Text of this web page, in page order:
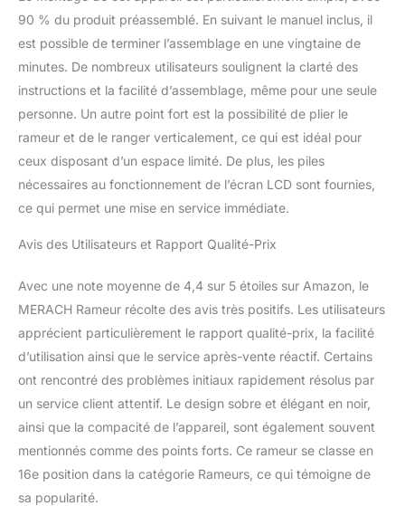
progrès, analyser vos
plans d'entraînement
personnalisés. MERACH – La
confiance de plus de 10
millions de familles dans le
monde : Bénéficiez de
l'expérience de la marque
leader du fitness à domicile.
L'application MERACH
comprend plus de 1 000
entraînements motivants et
90 % du produit préassemblé. En suivant le manuel inclus, il
est possible de terminer l’assemblage en une vingtaine de
minutes. De nombreux utilisateurs soulignent la clarté des
instructions et la facilité d’assemblage, même pour une seule
personne. Un autre point fort est la possibilité de plier le
rameur et de le ranger verticalement, ce qui est idéal pour
ceux disposant d’un espace limité. De plus, les piles
nécessaires au fonctionnement de l’écran LCD sont fournies,
ce qui permet une mise en service immédiate.
Avis des Utilisateurs et Rapport Qualité-Prix
Avec une note moyenne de 4,4 sur 5 étoiles sur Amazon, le
MERACH Rameur récolte des avis très positifs. Les utilisateurs
apprécient particulièrement le rapport qualité-prix, la facilité
d’utilisation ainsi que le service après-vente réactif. Certains
ont rencontré des problèmes initiaux rapidement résolus par
un service client attentif. Le design sobre et élégant en noir,
ainsi que la compacité de l’appareil, sont également souvent
mentionnés comme des points forts. Ce rameur se classe en
16e position dans la catégorie Rameurs, ce qui témoigne de
sa popularité.